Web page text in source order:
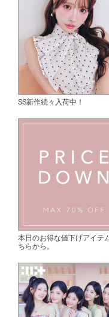
SS新作続々入荷中！
本日のお得な値下げアイテ
ちらから。